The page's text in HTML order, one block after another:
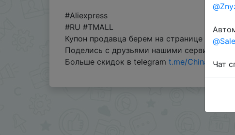
#Aliexpress
#RU #TMALL
Купон продавца берем на странице товара
Поделись с друзьями нашими сервисами -
Больше скидок в telegram t.me/ Чат